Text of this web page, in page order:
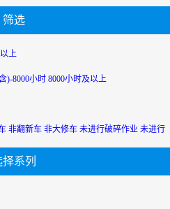
筛选
上
)-8000小时 8000小时及以上
非翻新车 非大修车 未进行破碎作业 未进行
择系列